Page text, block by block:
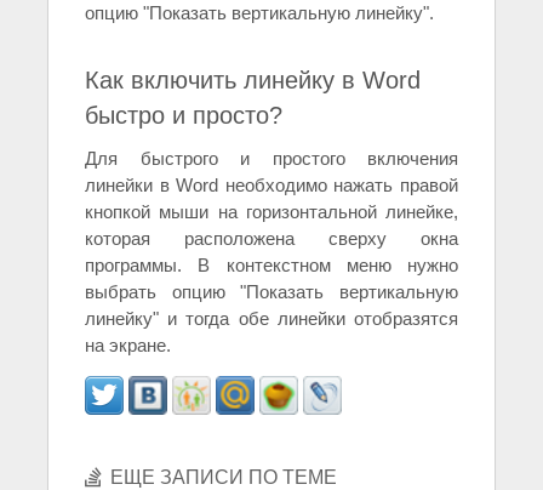
опцию "Показать вертикальную линейку".
Как включить линейку в Word
быстро и просто?
Для быстрого и простого включения
линейки в Word необходимо нажать правой
кнопкой мыши на горизонтальной линейке,
которая расположена сверху окна
программы. В контекстном меню нужно
выбрать опцию "Показать вертикальную
линейку" и тогда обе линейки отобразятся
на экране.
ЕЩЕ ЗАПИСИ ПО ТЕМЕ